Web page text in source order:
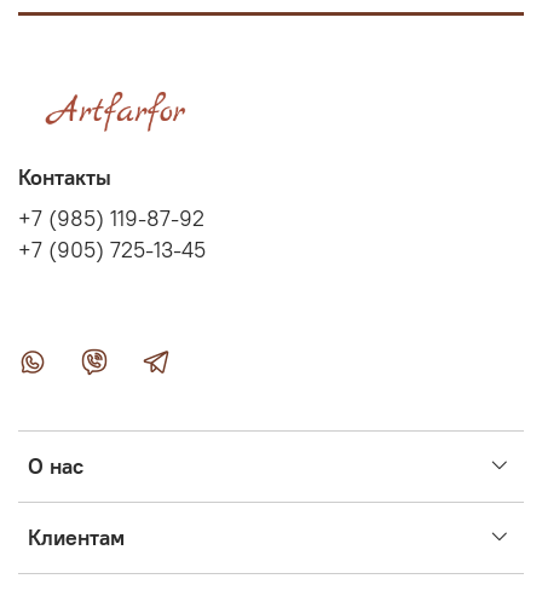
О нас
Клиентам
Контакты
+7 (985) 119-87-92
+7 (905) 725-13-45